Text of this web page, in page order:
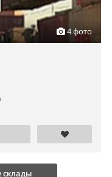
4 фото
склады